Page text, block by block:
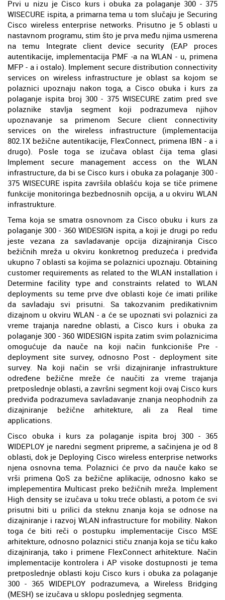
Prvi u nizu je Cisco kurs i obuka za polaganje 300 - 375
WISECURE ispita, a primarna tema u tom slučaju je Securing
Cisco wireless enterprise networks. Prisutno je 5 oblasti u
nastavnom programu, stim što je prva među njima usmerena
na temu Integrate client device security (EAP proces
autentikacije, implementacija PMF -a na WLAN - u, primena
MFP - a i ostalo). Implement secure distribution connectivity
services on wireless infrastructure je oblast sa kojom se
polaznici upoznaju nakon toga, a Cisco obuka i kurs za
polaganje ispita broj 300 - 375 WISECURE zatim pred sve
polaznike stavlja segment koji podrazumeva njihov
upoznavanje sa primenom Secure client connectivity
services on the wireless infrastructure (implementacija
802.1X bežične autentikacije, FlexConnect, primena IBN - a i
drugo). Posle toga se izučava oblast čija tema glasi
Implement secure management access on the WLAN
infrastructure, da bi se Cisco kurs i obuka za polaganje 300 -
375 WISECURE ispita završila oblašću koja se tiče primene
funkcije monitoringa bezbednosnih opcija, a u okviru WLAN
infrastrukture.
Tema koja se smatra osnovnom za Cisco obuku i kurs za
polaganje 300 - 360 WIDESIGN ispita, a koji je drugi po redu
jeste vezana za savladavanje opcija dizajniranja Cisco
bežičnih mreža u okviru konkretnog preduzeća i predviđa
ukupno 7 oblasti sa kojima se polaznici upoznaju. Obtaining
customer requirements as related to the WLAN installation i
Determine facility type and constraints related to WLAN
deployments su teme prve dve oblasti koje će imati prilike
da savladaju svi prisutni. Sa takozvanim predikativnim
dizajnom u okviru WLAN - a će se upoznati svi polaznici za
vreme trajanja naredne oblasti, a Cisco kurs i obuka za
polaganje 300 - 360 WIDESIGN ispita zatim svim polaznicima
omogućuje da nauče na koji način funkcioniše Pre -
deployment site survey, odnosno Post - deployment site
survey. Na koji način se vrši dizajniranje infrastrukture
određene bežične mreže će naučiti za vreme trajanja
pretposlednje oblasti, a završni segment koji ovaj Cisco kurs
predviđa podrazumeva savladavanje znanja neophodnih za
dizajniranje bežične arhitekture, ali za Real time
applications.
Cisco obuka i kurs za polaganje ispita broj 300 - 365
WIDEPLOY je naredni segment pripreme, a sačinjena je od 8
oblasti, dok je Deploying Cisco wireless enterprise networks
njena osnovna tema. Polaznici će prvo da nauče kako se
vrši primena QoS za bežične aplikacije, odnosno kako se
implepementira Multicast preko bežičnih mreža. Implement
High density se izučava u toku treće oblasti, a potom će svi
prisutni biti u prilici da steknu znanja koja se odnose na
dizajniranje i razvoj WLAN infrastructure for mobility. Nakon
toga će biti reči o postupku implementacije Cisco MSE
arhitekture, odnosno polaznici stiču znanja koja se tiču kako
dizajniranja, tako i primene FlexConnect arhitekture. Način
implementacije kontrolera i AP visoke dostupnosti je tema
pretposlednje oblasti koju Cisco kurs i obuka za polaganje
300 - 365 WIDEPLOY podrazumeva, a Wireless Bridging
(MESH) se izučava u sklopu poslednjeg segmenta.